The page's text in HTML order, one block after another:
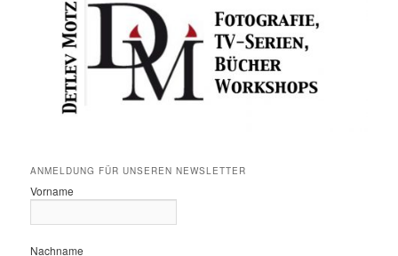
ANMELDUNG FÜR UNSEREN NEWSLETTER
Vorname
Nachname